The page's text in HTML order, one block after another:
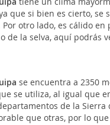
que si bien es cierto,
otro lado, es cálido
de la selva, aquí podrás
se encuentra a 2350
se utiliza, al igual que
de la
que otras, por lo